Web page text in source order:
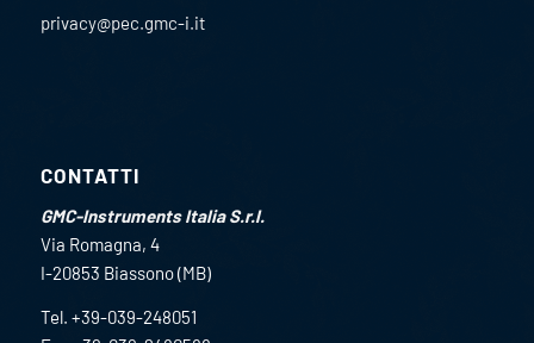
privacy@pec.gmc-i.it
CONTATTI
GMC-Instruments Italia S.r.l.
Via Romagna, 4
I-20853 Biassono (MB)
Tel. +39-039-248051